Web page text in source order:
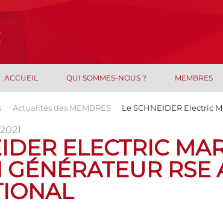
ACCUEIL QUI SOMMES-NOUS ? MEMBRES
Actualités des MEMBRES Le SCHNEIDER Electric
ELECTRIC
GÉNÉRATEUR RSE